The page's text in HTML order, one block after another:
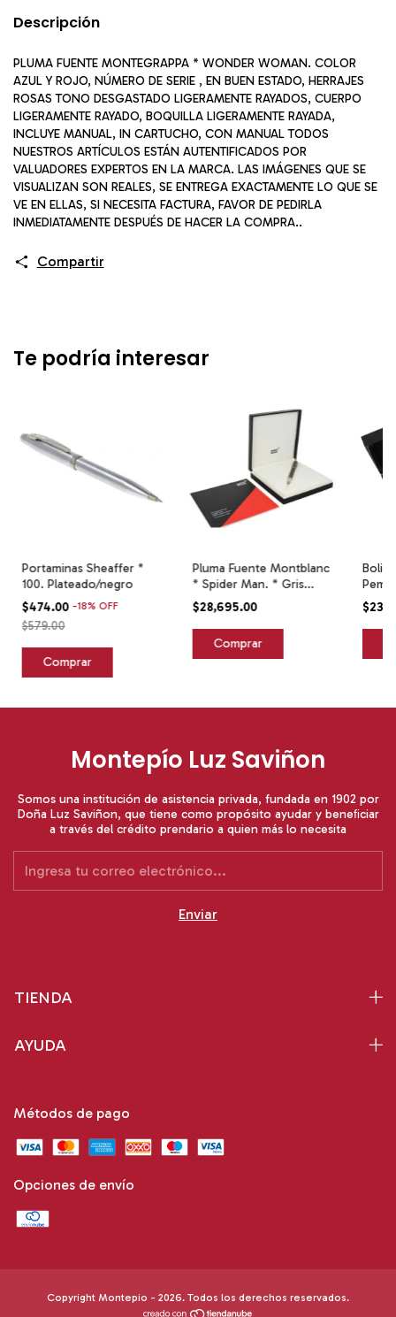
Descripción
PLUMA FUENTE MONTEGRAPPA * WONDER WOMAN. COLOR
AZUL Y ROJO, NÚMERO DE SERIE , EN BUEN ESTADO, HERRAJES
ROSAS TONO DESGASTADO LIGERAMENTE RAYADOS, CUERPO
LIGERAMENTE RAYADO, BOQUILLA LIGERAMENTE RAYADA,
INCLUYE MANUAL, IN CARTUCHO, CON MANUAL TODOS
NUESTROS ARTÍCULOS ESTÁN AUTENTIFICADOS POR
VALUADORES EXPERTOS EN LA MARCA. LAS IMÁGENES QUE SE
VISUALIZAN SON REALES, SE ENTREGA EXACTAMENTE LO QUE SE
VE EN ELLAS, SI NECESITA FACTURA, FAVOR DE PEDIRLA
INMEDIATAMENTE DESPUÉS DE HACER LA COMPRA..
Compartir
Te podría interesar
Portaminas Sheaffer *
100. Plateado/negro
$474.00 -18% OFF
$579.00
Pluma Fuente Montblanc
* Spider Man. * Gris
Negro
$28,695.00
Montepío Luz Saviñon
Somos una institución de asistencia privada, fundada en 1902 por
Doña Luz Saviñon, que tiene como propósito ayudar y beneﬁciar
a través del crédito prendario a quien más lo necesita
TIENDA
AYUDA
Métodos de pago
Opciones de envío
Copyright Montepio - 2026. Todos los derechos reservados.